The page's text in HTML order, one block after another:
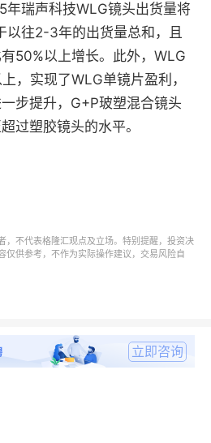
瑞声科技WLG镜头出货量将
以往2-3年的出货量总和，且
50%以上增长。此外，WLG
，实现了WLG单镜片盈利，
步提升，G+P玻塑混合镜头
过塑胶镜头的水平。
，不代表格隆汇观点及立场。特别提醒，投资决
仅供参考，不作为实际操作建议，交易风险自
立即咨询